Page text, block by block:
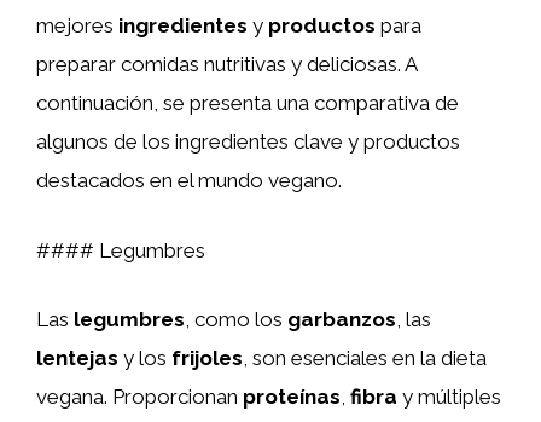
mejores ingredientes y productos para
preparar comidas nutritivas y deliciosas. A
continuación, se presenta una comparativa de
algunos de los ingredientes clave y productos
destacados en el mundo vegano.
#### Legumbres
Las legumbres, como los garbanzos, las
lentejas y los frijoles, son esenciales en la dieta
vegana. Proporcionan proteínas, fibra y múltiples